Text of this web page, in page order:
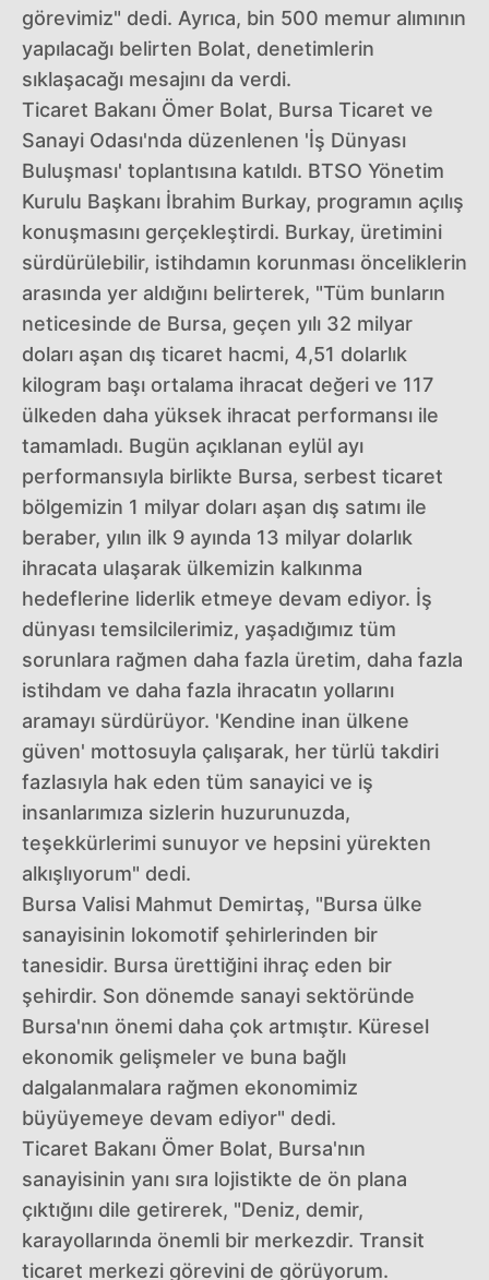
görevimiz" dedi. Ayrıca, bin 500 memur alımının
yapılacağı belirten Bolat, denetimlerin
sıklaşacağı mesajını da verdi.
Ticaret Bakanı Ömer Bolat, Bursa Ticaret ve
Sanayi Odası'nda düzenlenen 'İş Dünyası
Buluşması' toplantısına katıldı. BTSO Yönetim
Kurulu Başkanı İbrahim Burkay, programın açılış
konuşmasını gerçekleştirdi. Burkay, üretimini
sürdürülebilir, istihdamın korunması önceliklerin
arasında yer aldığını belirterek, "Tüm bunların
neticesinde de Bursa, geçen yılı 32 milyar
doları aşan dış ticaret hacmi, 4,51 dolarlık
kilogram başı ortalama ihracat değeri ve 117
ülkeden daha yüksek ihracat performansı ile
tamamladı. Bugün açıklanan eylül ayı
performansıyla birlikte Bursa, serbest ticaret
bölgemizin 1 milyar doları aşan dış satımı ile
beraber, yılın ilk 9 ayında 13 milyar dolarlık
ihracata ulaşarak ülkemizin kalkınma
hedeflerine liderlik etmeye devam ediyor. İş
dünyası temsilcilerimiz, yaşadığımız tüm
sorunlara rağmen daha fazla üretim, daha fazla
istihdam ve daha fazla ihracatın yollarını
aramayı sürdürüyor. 'Kendine inan ülkene
güven' mottosuyla çalışarak, her türlü takdiri
fazlasıyla hak eden tüm sanayici ve iş
insanlarımıza sizlerin huzurunuzda,
teşekkürlerimi sunuyor ve hepsini yürekten
alkışlıyorum" dedi.
Bursa Valisi Mahmut Demirtaş, "Bursa ülke
sanayisinin lokomotif şehirlerinden bir
tanesidir. Bursa ürettiğini ihraç eden bir
şehirdir. Son dönemde sanayi sektöründe
Bursa'nın önemi daha çok artmıştır. Küresel
ekonomik gelişmeler ve buna bağlı
dalgalanmalara rağmen ekonomimiz
büyüyemeye devam ediyor" dedi.
Ticaret Bakanı Ömer Bolat, Bursa'nın
sanayisinin yanı sıra lojistikte de ön plana
çıktığını dile getirerek, "Deniz, demir,
karayollarında önemli bir merkezdir. Transit
ticaret merkezi görevini de görüyorum.